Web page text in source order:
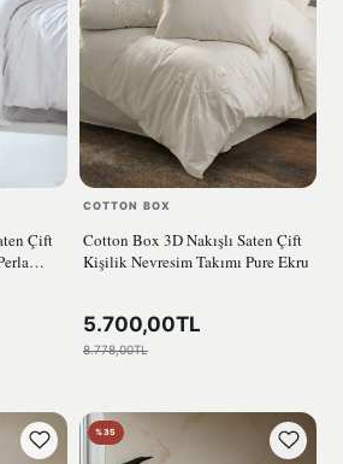
Çift
COTTON BOX
Cotton Box 3D Nakışlı Saten Çift
Kişilik Nevresim Takımı Pure Ekru
5.700,00TL
8.778,00TL
%35